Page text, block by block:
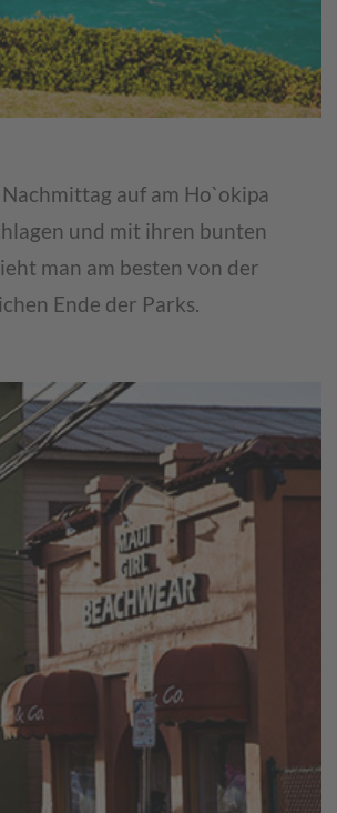
auf am Ho`okipa
und mit ihren bunten
man am besten von der
Ende der Parks.